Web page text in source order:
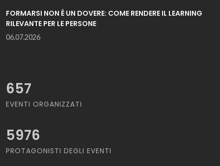
FORMARSI NON È UN DOVERE: COME RENDERE IL LEARNING
RILEVANTE PER LE PERSONE
06.07.2026
657
EVENTI ORGANIZZATI
5976
PROTAGONISTI DEGLI EVENTI